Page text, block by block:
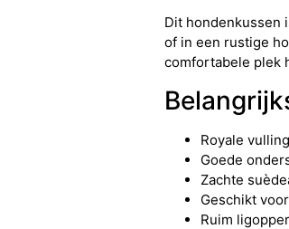
Dit hondenkussen
of in een rustige
comfortabele plek
Royale
Goede
Zachte
Geschikt
Ruim